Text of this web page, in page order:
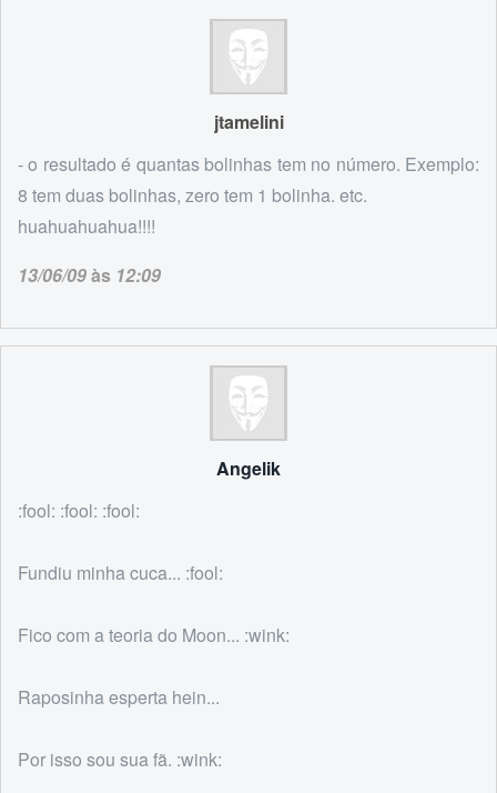
jtamelini
- o resultado é quantas bolinhas tem no número. Exemplo:
8 tem duas bolinhas, zero tem 1 bolinha. etc.
huahuahuahua!!!!
13/06/09às 12:09
Angelik
:fool: :fool: :fool:
Fundiu minha cuca... :fool:
Fico com a teoria do Moon... :wink:
Raposinha esperta hein...
Por isso sou sua fã. :wink: